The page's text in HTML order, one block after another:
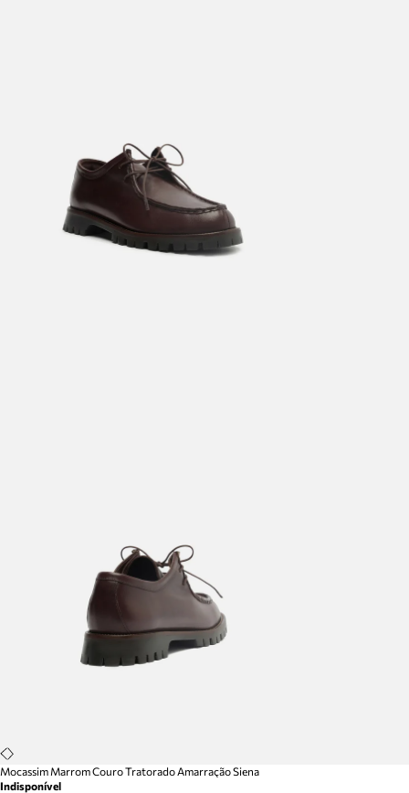
Mocassim Marrom Couro Tratorado Amarração Siena
Indisponível